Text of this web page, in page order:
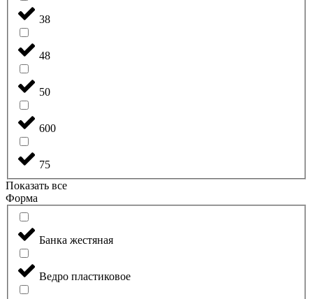
38
48
50
600
75
Показать все
Форма
Банка жестяная
Ведро пластиковое